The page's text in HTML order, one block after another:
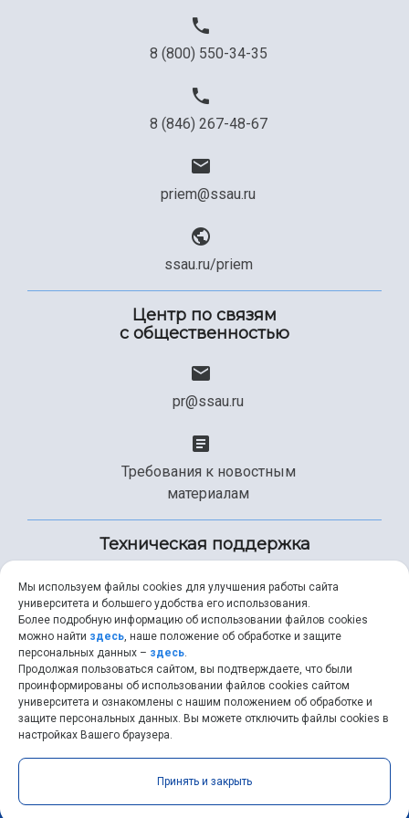
Официальные документы
8 (800) 550-34-35
8 (846) 267-48-67
priem@ssau.ru
ssau.ru/priem
Центр по связям
с общественностью
pr@ssau.ru
Требования к новостным
материалам
Техническая поддержка
+7 (846) 267-49-99
help@ssau.ru
Самарский университет © 2026 |ssau.ru
RSS
Мы используем файлы cookies для улучшения работы сайта
университета и большего удобства его использования.
Более подробную информацию об использовании файлов cookies
можно найти здесь, наше положение об обработке и защите
персональных данных – здесь.
Продолжая пользоваться сайтом, вы подтверждаете, что были
проинформированы об использовании файлов cookies сайтом
университета и ознакомлены с нашим положением об обработке и
защите персональных данных. Вы можете отключить файлы cookies в
настройках Вашего браузера.
Принять и закрыть